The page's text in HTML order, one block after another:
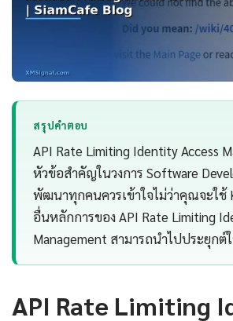
สรุปคำตอบ
API Rate Limiting Identity Access
หัวข้อสำคัญในวงการ Software
พัฒนาทุกคนควรเข้าใจไม่ว่าคุณจะใช้
อื่นหลักการของ API Rate Limiting
Management สามารถนำไปประยุกต์
API Rate Limiting